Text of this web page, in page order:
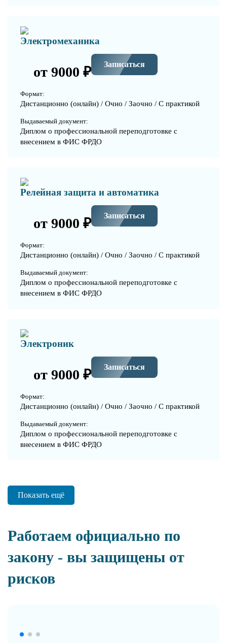
Электромеханика
от 9000 ₽ Записаться
Формат:
Дистанционно (онлайн) / Очно / Заочно / С практикой
Выдаваемый документ:
Диплом о профессиональной переподготовке с
внесением в ФИС ФРДО
Релейная защита и автоматика
от 9000 ₽ Записаться
Формат:
Дистанционно (онлайн) / Очно / Заочно / С практикой
Выдаваемый документ:
Диплом о профессиональной переподготовке с
внесением в ФИС ФРДО
Электроник
от 9000 ₽ Записаться
Формат:
Дистанционно (онлайн) / Очно / Заочно / С практикой
Выдаваемый документ:
Диплом о профессиональной переподготовке с
внесением в ФИС ФРДО
Показать ещё
Работаем официально по
закону - вы защищены от
рисков